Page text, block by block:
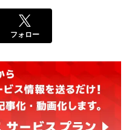
フォロー